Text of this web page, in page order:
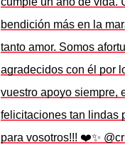
bendición más en la
tanto amor. Somos
agradecidos con él por
vuestro apoyo siempre,
felicitaciones tan lindas
para vosotros!!! ❤️✨